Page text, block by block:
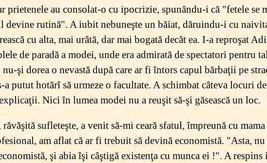
au consolat-o cu ipocrizie, spunându-i că "fetele se
devine rutină". A iubit nebuneşte un băiat, dăruindu-i cu
cu alta, mai urâtă, dar mai bogată decât ea. I-a reproşat
de paradă a modei, unde era admirată de spectatori pentru
şi dorea o nevastă după care ar fi întors capul bărbaţii pe
putut hotărî să urmeze o facultate. A schimbat câteva locuri
Nici în lumea modei nu a reuşit să-şi găsească un loc.
răvăşită sufleteşte, a venit să-mi ceară sfatul, împreună cu mama
am aflat că ar fi trebuit să devină economistă. "Asta,
şi abia îşi câştigă existenţa cu munca ei !". A